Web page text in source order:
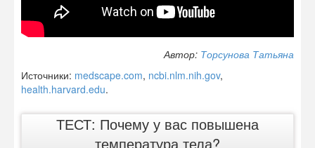
Автор: Торсунова Татьяна
Источники: medscape.com, ncbi.nlm.nih.gov,
health.harvard.edu.
ТЕСТ: Почему у вас повышена
температура тела?